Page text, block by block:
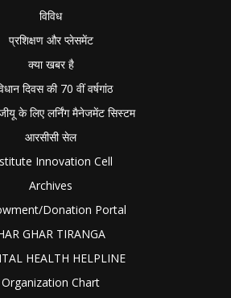
विविध
प्रशिक्षण और प्लेसमेंट
क्या खबर है
दिवस की 70 वीं वर्षगांठ
के लिए लर्निंग मैनेजमेंट सिस्टम
आरसीसी सेल
Innovation Cell
Archives
Donation Portal
GHAR TIRANGA
HEALTH HELPLINE
Organization Chart